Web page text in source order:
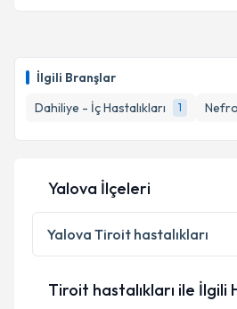
İlgili Branşlar
Dahiliye - İç Hastalıkları
1
Yalova İlçeleri
Yalova Tiroit hastalıkları
Tiroit hastalıkları ile İlgili